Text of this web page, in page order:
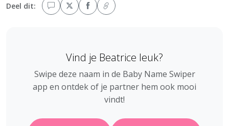
Deel dit:
Vind je Beatrice leuk?
Swipe deze naam in de Baby Name Swiper
app en ontdek of je partner hem ook mooi
vindt!